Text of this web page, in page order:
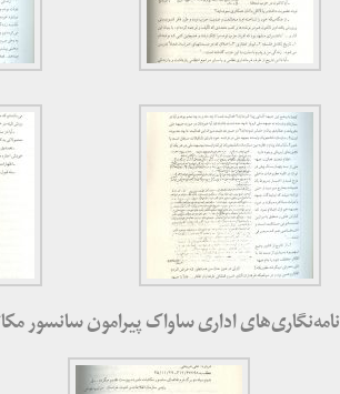
نامه‌نگاری‌های اداری ساواک پیرامون سانسور مکاتبات